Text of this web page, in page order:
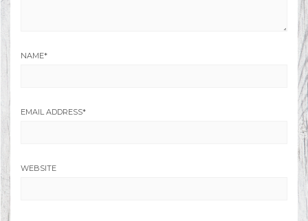
NAME*
EMAIL ADDRESS*
WEBSITE